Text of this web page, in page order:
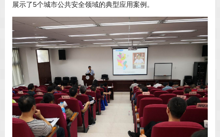
展示了5个城市公共安全领域的典型应用案例。